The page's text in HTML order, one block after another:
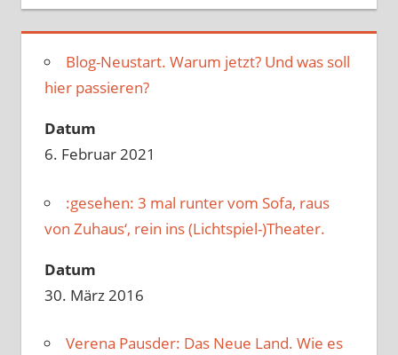
Blog-Neustart. Warum jetzt? Und was soll
hier passieren?
Datum
6. Februar 2021
:gesehen: 3 mal runter vom Sofa, raus
von Zuhaus‘, rein ins (Lichtspiel-)Theater.
Datum
30. März 2016
Verena Pausder: Das Neue Land. Wie es